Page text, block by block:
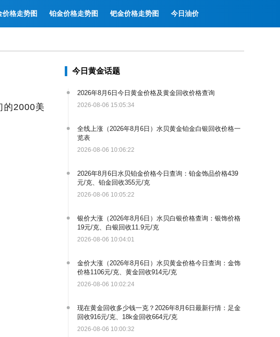
价格走势图 铂金价格走势图 钯金价格走势图 今日油价
的2000美
今日黄金话题
2026年8月6日今日黄金价格及黄金回收价格查询
2026-08-06 15:05:34
全线上涨（2026年8月6日）水贝黄金铂金白银回收价格一
览表
2026-08-06 10:06:22
2026年8月6日水贝铂金价格今日查询：铂金饰品价格439
元/克、铂金回收355元/克
2026-08-06 10:05:22
银价大涨（2026年8月6日）水贝白银价格查询：银饰价格
19元/克、白银回收11.9元/克
2026-08-06 10:04:01
金价大涨（2026年8月6日）水贝黄金价格今日查询：金饰
价格1106元/克、黄金回收914元/克
2026-08-06 10:02:24
现在黄金回收多少钱一克？2026年8月6日最新行情：足金
回收916元/克、18k金回收664元/克
2026-08-06 10:00:32